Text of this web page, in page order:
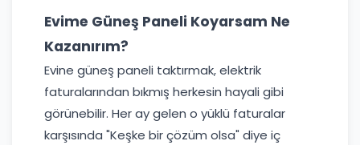
Evime Güneş Paneli Koyarsam Ne
Kazanırım?
Evine güneş paneli taktırmak, elektrik
faturalarından bıkmış herkesin hayali gibi
görünebilir. Her ay gelen o yüklü faturalar
karşısında "Keşke bir çözüm olsa" diye iç